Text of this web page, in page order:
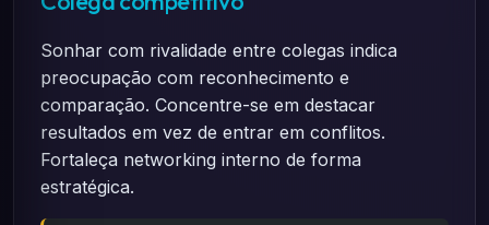
Sonhar com rivalidade entre colegas indica
preocupação com reconhecimento e
comparação. Concentre-se em destacar
resultados em vez de entrar em conflitos.
Fortaleça networking interno de forma
estratégica.